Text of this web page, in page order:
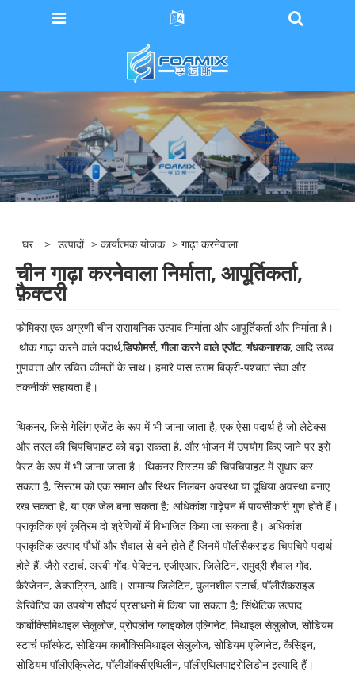
घर > उत्पादों >कार्यात्मक योजक > गाढ़ा करनेवाला
चीन गाढ़ा करनेवाला निर्माता, आपूर्तिकर्ता,
फ़ैक्टरी
फोमिक्स एक अग्रणी चीन रासायनिक उत्पाद निर्माता और आपूर्तिकर्ता और निर्माता है।
थोक गाढ़ा करने वाले पदार्थ,डिफोमर्स,गीला करने वाले एजेंट,गंधकनाशक, आदि उच्च
गुणवत्ता और उचित कीमतों के साथ। हमारे पास उत्तम बिक्री-पश्चात सेवा और
तकनीकी सहायता है।
थिकनर, जिसे गेलिंग एजेंट के रूप में भी जाना जाता है, एक ऐसा पदार्थ है जो लेटेक्स
और तरल की चिपचिपाहट को बढ़ा सकता है, और भोजन में उपयोग किए जाने पर इसे
पेस्ट के रूप में भी जाना जाता है। थिकनर सिस्टम की चिपचिपाहट में सुधार कर
सकता है, सिस्टम को एक समान और स्थिर निलंबन अवस्था या दूधिया अवस्था बनाए
रख सकता है, या एक जेल बना सकता है; अधिकांश गाढ़ेपन में पायसीकारी गुण होते हैं।
प्राकृतिक एवं कृत्रिम दो श्रेणियों में विभाजित किया जा सकता है। अधिकांश
प्राकृतिक उत्पाद पौधों और शैवाल से बने होते हैं जिनमें पॉलीसैकराइड चिपचिपे पदार्थ
होते हैं, जैसे स्टार्च, अरबी गोंद, पेक्टिन, एजीएआर, जिलेटिन, समुद्री शैवाल गोंद,
कैरेजेनन, डेक्सट्रिन, आदि। सामान्य जिलेटिन, घुलनशील स्टार्च, पॉलीसैकराइड
डेरिवेटिव का उपयोग सौंदर्य प्रसाधनों में किया जा सकता है; सिंथेटिक उत्पाद
कार्बोक्सिमिथाइल सेलुलोज, प्रोपलीन ग्लाइकोल एल्गिनेट, मिथाइल सेलुलोज, सोडियम
स्टार्च फॉस्फेट, सोडियम कार्बोक्सिमिथाइल सेलुलोज, सोडियम एल्गिनेट, कैसिइन,
सोडियम पॉलीएक्रिलेट, पॉलीऑक्सीएथिलीन, पॉलीएथिलपाइरोलिडोन इत्यादि हैं।